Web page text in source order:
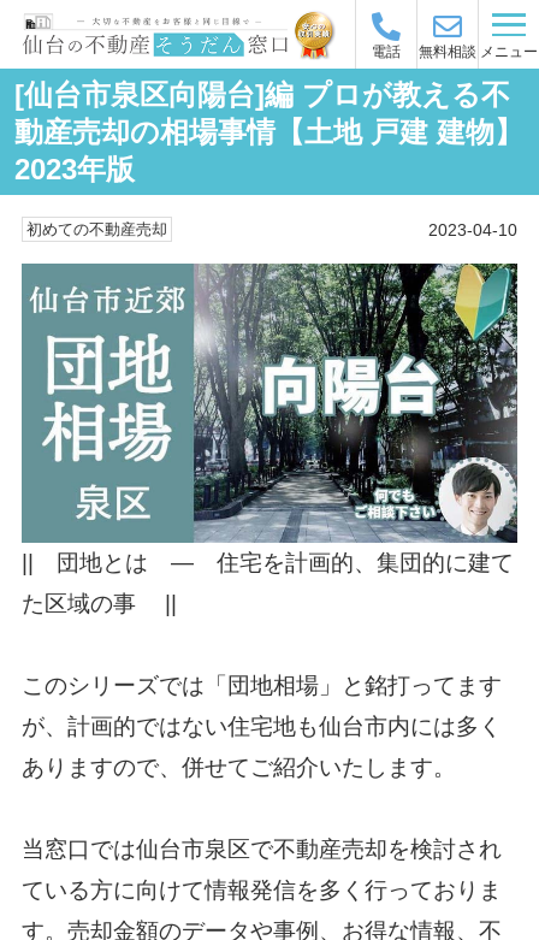
電話 無料相談 メニュー
[仙台市泉区向陽台]編 プロが教える不
動産売却の相場事情【土地 戸建 建物】
2023年版
初めての不動産売却 2023-04-10
|| 団地とは ― 住宅を計画的、集団的に建て
た区域の事 ||
このシリーズでは「団地相場」と銘打ってます
が、計画的ではない住宅地も仙台市内には多く
ありますので、併せてご紹介いたします。
当窓口では仙台市泉区で不動産売却を検討され
ている方に向けて情報発信を多く行っておりま
す。売却金額のデータや事例、お得な情報、不